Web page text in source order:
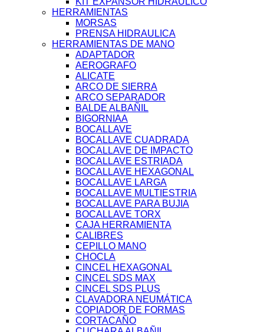
HERRAMIENTAS
MORSAS
PRENSA HIDRAULICA
HERRAMIENTAS DE MANO
ADAPTADOR
AEROGRAFO
ALICATE
ARCO DE SIERRA
ARCO SEPARADOR
BALDE ALBAÑIL
BIGORNIAA
BOCALLAVE
BOCALLAVE CUADRADA
BOCALLAVE DE IMPACTO
BOCALLAVE ESTRIADA
BOCALLAVE HEXAGONAL
BOCALLAVE LARGA
BOCALLAVE MULTIESTRIA
BOCALLAVE PARA BUJIA
BOCALLAVE TORX
CAJA HERRAMIENTA
CALIBRES
CEPILLO MANO
CHOCLA
CINCEL HEXAGONAL
CINCEL SDS MAX
CINCEL SDS PLUS
CLAVADORA NEUMÁTICA
COPIADOR DE FORMAS
CORTACAÑO